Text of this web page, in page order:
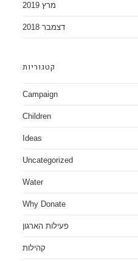
מרץ 2019
דצמבר 2018
קטגוריות
Campaign
Children
Ideas
Uncategorized
Water
Why Donate
פעילות הארגון
קהילות